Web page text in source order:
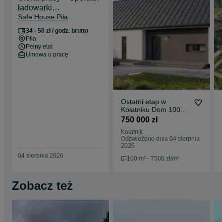
• wysoka jakość wykonania i sprawdzone rozwiązania
• niskie koszty utrzymania przez cały rok
• doskonałe przestrzeń i wygodnego życia blisko miasta
• inwestycja na lata
Zadzwoń i umów się na prezentację. Oferta dotyczy domu w stanie
surowym zamkniętym.
Istnieje możliwość dopasowania projektu do indywidualnych
Pomagamy również w formalnościach oraz finansowaniu zakupu.
ładowarki
teleskopowej/Koparki
Safe House Piła
34 - 50 zł / godz. brutto
Piła
Pełny etat
Umowa o pracę
04 sierpnia 2026
Ostatni etap w
Kołatniku Dom 100m2
z działką 1000m2.
750 000 zł
Kołatnik
Odświeżono dnia 04 sierpnia
2026
100 m² - 7500 zł/m²
Zobacz też